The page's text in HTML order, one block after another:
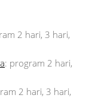
2 hari, 3 hari,
: program 2 hari,
2 hari, 3 hari,